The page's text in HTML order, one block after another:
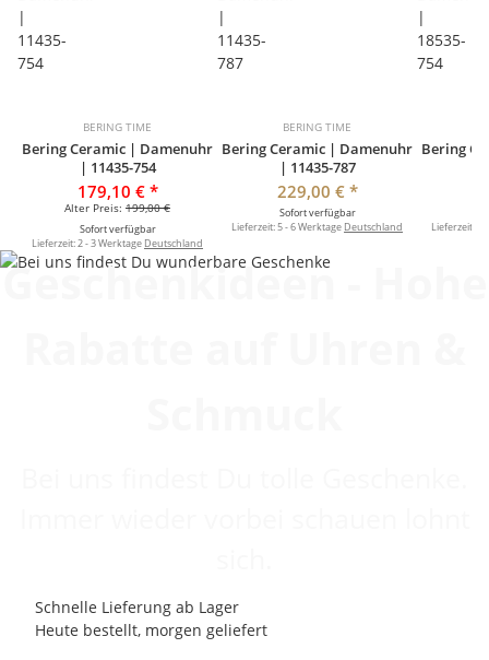
BERING TIME
Bering Ceramic | Damenuhr
| 11435-754
179,10 € *
Alter Preis:199,00 €
Sofort verfügbar
Lieferzeit:2 - 3 Werktage Deutschland
BERING TIME
Bering Ceramic | Damenuhr
| 11435-787
229,00 € *
Sofort verfügbar
Lieferzeit:5 - 6 Werktage Deutschland
Bering
Lieferzeit:
Geschenkideen - Hohe
Schnelle Lieferung ab Lager
Heute bestellt, morgen geliefert